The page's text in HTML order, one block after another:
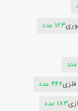
123 عدد
446 عدد
183 عدد